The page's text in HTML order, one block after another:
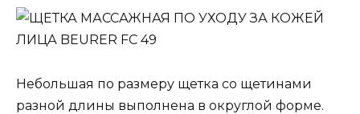
Небольшая по размеру щетка со щетинами
разной длины выполнена в округлой форме.